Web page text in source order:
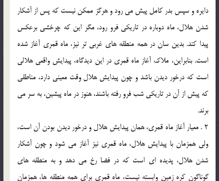
دايره و سپس بدر كامل پيش مي رود و هرگز ممكن نيست كه پس از آشكار
شدن هلال، ماه دوباره در تاريكي فرو رود، مگر اين كه چرخشي برعكس
پيدا كند. بدين سان در همه منطقه هاي غربي تر نيز، ماه قمري آغاز شده
است. بنابراين، ملاك آغاز ماه قمري در اين ديدگاه، پيدايش واقعي هلالي
است كه درخور ديدن باشد و چون پيدايش هلال وقت معيني دارد، مناطقي
كه پيش از آن در تاريكي شب فرو رفته باشند، هنوز در ماه پيشين، به سر مي
برند.
2 . معيار آغاز ماه قمري، همان پيدايش هلال و درخور ديدن بودن آن است،
ولي همزمان با پيدايش هلال، ماه قمري نيز آغاز مي شود و چون آشكار
شدن هلال، پديده اي است كه در فضا رخ مي دهد و به منطقه هاي
گوناگون كره زمين وابسته نيست، ماه قمري براي همه منطقه ها، همزمان